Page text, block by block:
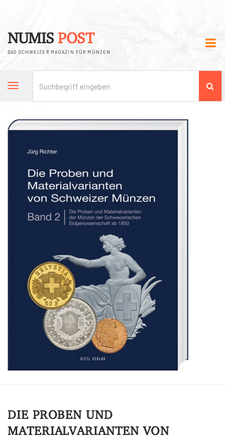
NUMIS POST
DAS SCHWEIZER MAGAZIN FÜR MÜNZEN
Navigation
DIE PROBEN UND
MATERIALVARIANTEN VON